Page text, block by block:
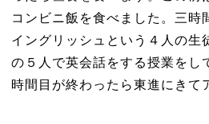
コンビニ飯を食べました。三時
イングリッシュという４人の生
の５人で英会話をする授業をし
時間目が終わったら東進にきて